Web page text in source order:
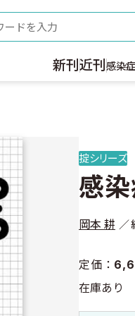
新刊 近刊 感染
掟シリーズ
感
岡本 耕
定価：
在庫あり